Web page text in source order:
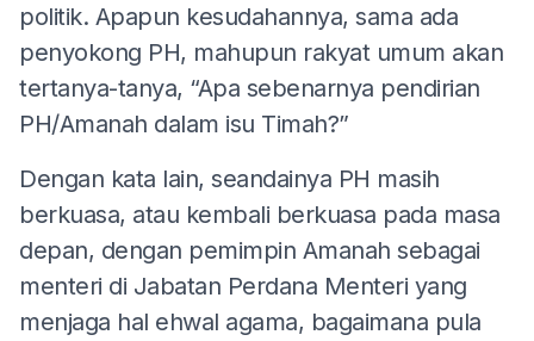
politik. Apapun kesudahannya, sama ada
penyokong PH, mahupun rakyat umum akan
tertanya-tanya, “Apa sebenarnya pendirian
PH/Amanah dalam isu Timah?”
Dengan kata lain, seandainya PH masih
berkuasa, atau kembali berkuasa pada masa
depan, dengan pemimpin Amanah sebagai
menteri di Jabatan Perdana Menteri yang
menjaga hal ehwal agama, bagaimana pula